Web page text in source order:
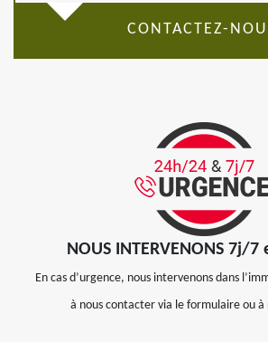
CONTACTEZ-
NOUS INTERVENONS 7j/
En cas d’urgence, nous intervenons dans
à nous contacter via le formulaire ou à